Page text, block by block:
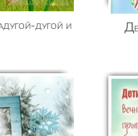
Детская рамка на два фото с надписью -